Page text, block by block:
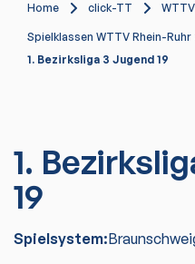
Home click-TT WTTV
Spielklassen WTTV Rhein-
1. Bezirksliga 3 Jugend 19
1.
19
Spielsystem: